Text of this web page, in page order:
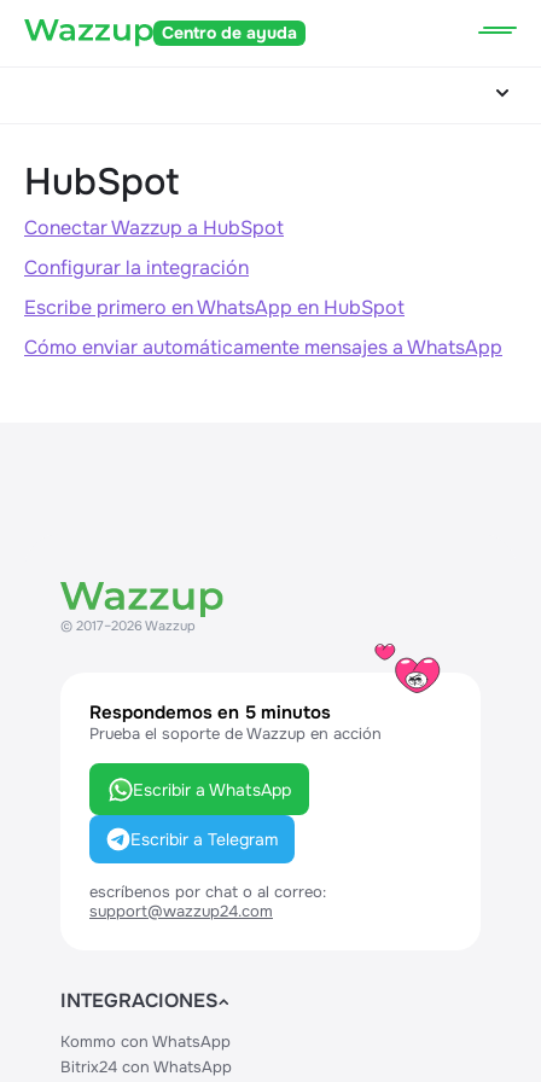
Centro de ayuda
HubSpot
Conectar Wazzup a HubSpot
Configurar la integración
Escribe primero en WhatsApp en HubSpot
Cómo enviar automáticamente mensajes a WhatsApp
© 2017–2026 Wazzup
Respondemos en 5 minutos
Prueba el soporte de Wazzup en acción
Escribir a WhatsApp
Escribir a Telegram
escríbenos por chat o al correo:
support@wazzup24.com
INTEGRACIONES
Kommo con WhatsApp
Bitrix24 con WhatsApp